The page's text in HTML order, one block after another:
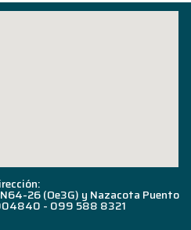
26 (Oe3G) y Nazacota Puento
- 099 588 8321